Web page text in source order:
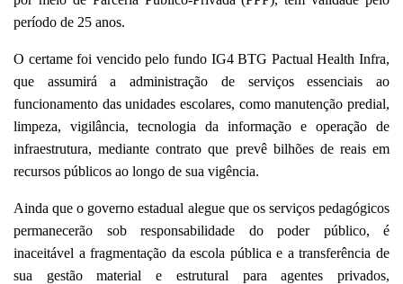
período de 25 anos.
O certame foi vencido pelo fundo IG4 BTG Pactual Health Infra,
que assumirá a administração de serviços essenciais ao
funcionamento das unidades escolares, como manutenção predial,
limpeza, vigilância, tecnologia da informação e operação de
infraestrutura, mediante contrato que prevê bilhões de reais em
recursos públicos ao longo de sua vigência.
Ainda que o governo estadual alegue que os serviços pedagógicos
permanecerão sob responsabilidade do poder público, é
inaceitável a fragmentação da escola pública e a transferência de
sua gestão material e estrutural para agentes privados,